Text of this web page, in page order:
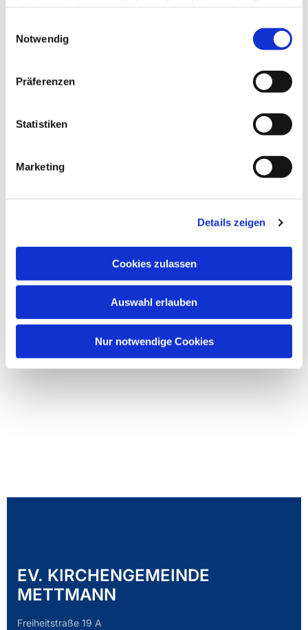
Notwendig
Präferenzen
Statistiken
Marketing
Details zeigen
Cookies zulassen
Auswahl erlauben
Nur notwendige Cookies
EV. KIRCHENGEMEINDE
METTMANN
Freiheitstraße 19 A